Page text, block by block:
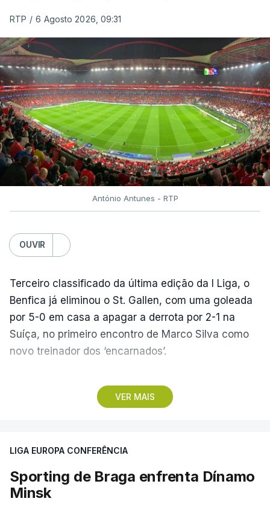
RTP / 6 Agosto 2026, 09:31
António Antunes - RTP
OUVIR
VER MAIS
Terceiro classificado da última edição da I Liga, o
Benfica já eliminou o St. Gallen, com uma goleada
por 5-0 em casa a apagar a derrota por 2-1 na
Suíça, no primeiro encontro de Marco Silva como
novo treinador dos ‘encarnados’.
Pela frente, as ‘águias’ vão ter agora o vice-
campeão escocês, que tem o português Cláudio
de serem eliminados pelos austríacos do Sturm
Graz, com um agregado de 6-0.
LIGA EUROPA CONFERÊNCIA
Sporting de Braga enfrenta Dínamo
Minsk